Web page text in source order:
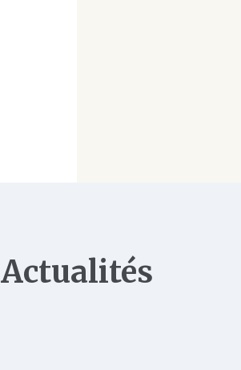
Actualités